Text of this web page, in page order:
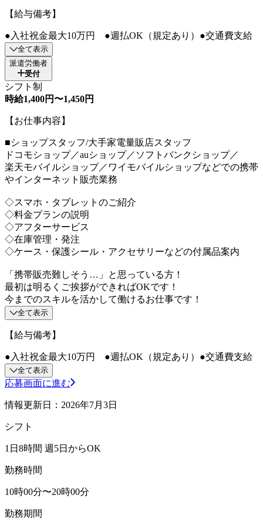
【給与備考】
●入社祝金最大10万円 ●週払OK（規定あり）●交通費支給
全て表示
派遣労働者
受付
シフト制
時給1,400円〜1,450円
【お仕事内容】
■ショップスタッフ/大手家電量販店スタッフ
ドコモショップ／auショップ／ソフトバンクショップ／
楽天モバイルショップ／ワイモバイルショップなどでの携帯
やインターネット販売業務
◇スマホ・タブレットのご紹介
◇料金プランの説明
◇アフターサービス
◇在庫管理・発注
◇ケース・保護シール・アクセサリーなどの付属品案内
「携帯販売難しそう…」と思っている方！
最初は明るくご挨拶ができればOKです！
今までのスキルを活かして働けるお仕事です！
全て表示
【給与備考】
●入社祝金最大10万円 ●週払OK（規定あり）●交通費支給
全て表示
応募画面に進む
情報更新日：2026年7月3日
シフト
1日8時間 週5日からOK
勤務時間
10時00分〜20時00分
勤務期間